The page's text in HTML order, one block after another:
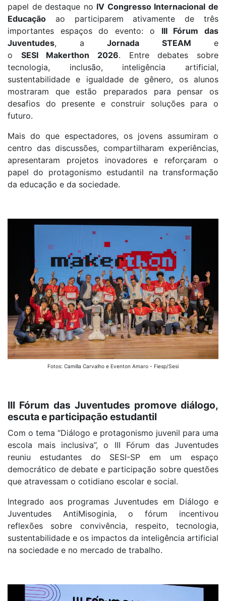
papel de destaque no IV Congresso Internacional de
Educação ao participarem ativamente de três
importantes espaços do evento: o III Fórum das
Juventudes, a Jornada STEAM e
o SESI Makerthon 2026. Entre debates sobre
tecnologia, inclusão, inteligência artificial,
sustentabilidade e igualdade de gênero, os alunos
mostraram que estão preparados para pensar os
desafios do presente e construir soluções para o
futuro.
Mais do que espectadores, os jovens assumiram o
centro das discussões, compartilharam experiências,
apresentaram projetos inovadores e reforçaram o
papel do protagonismo estudantil na transformação
da educação e da sociedade.
Fotos: Camilla Carvalho e Eventon Amaro - Fiesp/Sesi
III Fórum das Juventudes promove diálogo,
escuta e participação estudantil
Com o tema “Diálogo e protagonismo juvenil para uma
escola mais inclusiva”, o III Fórum das Juventudes
reuniu estudantes do SESI-SP em um espaço
democrático de debate e participação sobre questões
que atravessam o cotidiano escolar e social.
Integrado aos programas Juventudes em Diálogo e
Juventudes AntiMisoginia, o fórum incentivou
reflexões sobre convivência, respeito, tecnologia,
sustentabilidade e os impactos da inteligência artificial
na sociedade e no mercado de trabalho.